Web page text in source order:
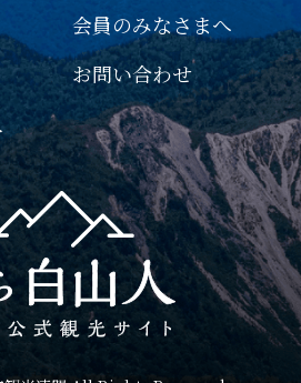
会員のみなさまへ
お問い合わせ